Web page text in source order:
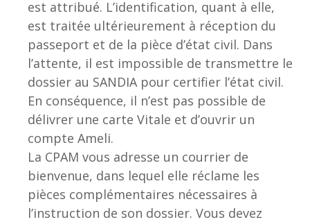
est attribué. L’identification, quant à elle,
est traitée ultérieurement à réception du
passeport et de la pièce d’état civil. Dans
l’attente, il est impossible de transmettre le
dossier au SANDIA pour certifier l’état civil.
En conséquence, il n’est pas possible de
délivrer une carte Vitale et d’ouvrir un
compte Ameli.
La CPAM vous adresse un courrier de
bienvenue, dans lequel elle réclame les
pièces complémentaires nécessaires à
l’instruction de son dossier. Vous devez